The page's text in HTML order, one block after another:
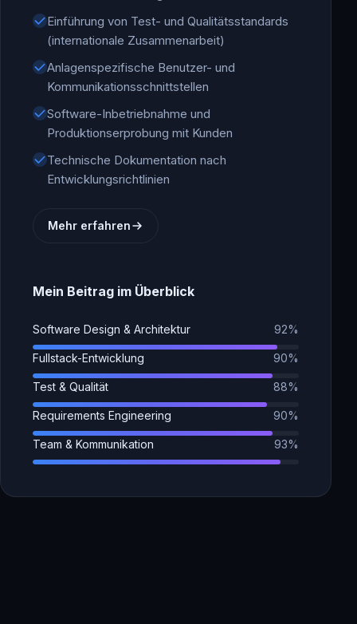
Einführung von Test- und Qualitätsstandards
(internationale Zusammenarbeit)
Anlagenspezifische Benutzer- und
Kommunikationsschnittstellen
Software-Inbetriebnahme und
Produktionserprobung mit Kunden
Technische Dokumentation nach
Entwicklungsrichtlinien
Mehr erfahren
Mein Beitrag im Überblick
Software Design & Architektur 92%
Fullstack-Entwicklung 90%
Test & Qualität 88%
Requirements Engineering 90%
Team & Kommunikation 93%